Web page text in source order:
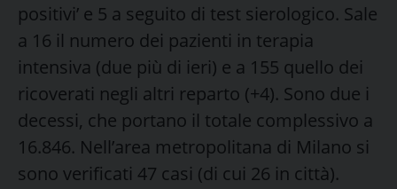
positivi’ e 5 a seguito di test sierologico. Sale
a 16 il numero dei pazienti in terapia
intensiva (due più di ieri) e a 155 quello dei
ricoverati negli altri reparto (+4). Sono due i
decessi, che portano il totale complessivo a
16.846. Nell’area metropolitana di Milano si
sono verificati 47 casi (di cui 26 in città).